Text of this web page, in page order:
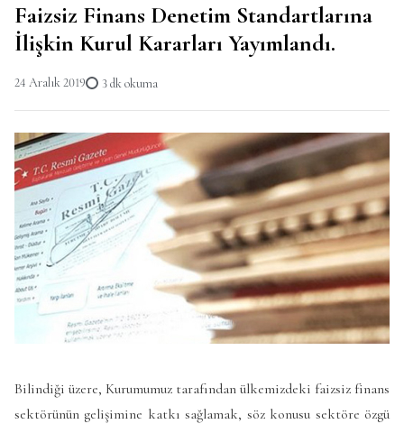
Faizsiz Finans Denetim Standartlarına
İlişkin Kurul Kararları Yayımlandı.
24 Aralık 2019 3 dk okuma
Bilindiği üzere, Kurumumuz tarafından ülkemizdeki faizsiz finans
sektörünün gelişimine katkı sağlamak, söz konusu sektöre özgü